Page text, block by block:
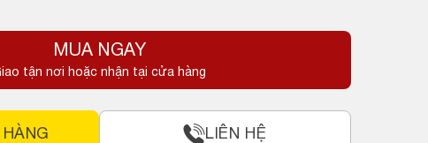
MUA NGAY
tận nơi hoặc nhận tại cửa hàng
LIÊN HỆ